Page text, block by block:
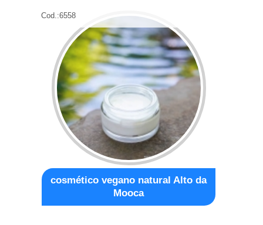
Cod.:6558
cosmético vegano natural Alto da
Mooca